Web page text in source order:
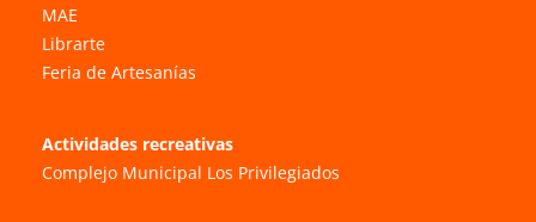
MAE
Librarte
Feria de Artesanías
Actividades recreativas
Complejo Municipal Los Privilegiados